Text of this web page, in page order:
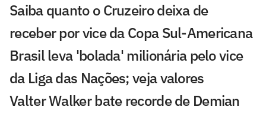
Saiba quanto o Cruzeiro deixa de
receber por vice da Copa Sul-Americana
Brasil leva 'bolada' milionária pelo vice
da Liga das Nações; veja valores
Valter Walker bate recorde de Demian